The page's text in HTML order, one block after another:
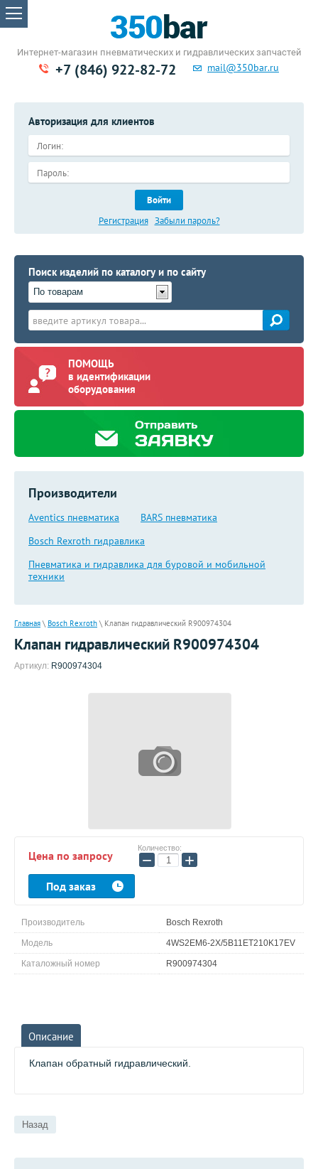
Интернет-магазин пневматическихи гидравлических запчастей
+7 (846) 922-82-72 mail@350bar.ru
Авторизация для клиентов
Войти
Регистрация Забыли пароль?
Поиск изделий по каталогу и по сайту
По товарам
ПОМОЩЬ
в идентификации
оборудования
Производители
Aventics пневматика
BARS пневматика
Bosch Rexroth гидравлика
Пневматика и гидравлика для буровой и мобильной
техники
Главная\ Bosch Rexroth\ Клапан гидравлический R900974304
Клапан гидравлический R900974304
Артикул: R900974304
Цена по запросу
Количество:
− +
Под заказ
Производитель Bosch Rexroth
Модель 4WS2EM6-2X/5B11ET210K17EV
Каталожный номер R900974304
Описание
Клапан обратный гидравлический.
Назад